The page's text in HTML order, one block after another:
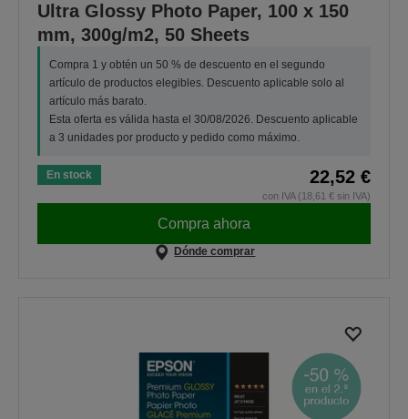
Ultra Glossy Photo Paper, 100 x 150
mm, 300g/m2, 50 Sheets
Compra 1 y obtén un 50 % de descuento en el segundo
artículo de productos elegibles. Descuento aplicable solo al
artículo más barato.
Esta oferta es válida hasta el 30/08/2026. Descuento aplicable
a 3 unidades por producto y pedido como máximo.
En stock 22,52 €
con IVA (18,61 € sin IVA)
Compra ahora
Dónde comprar